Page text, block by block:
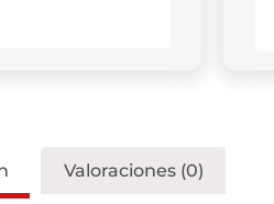
Valoraciones (0)